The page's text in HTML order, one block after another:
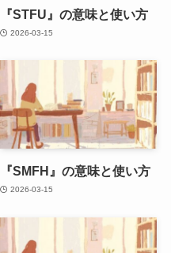
『STFU』の意味と使い方
2026-03-15
『SMFH』の意味と使い方
2026-03-15